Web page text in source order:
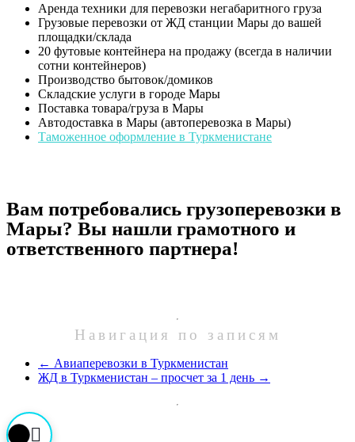
Аренда техники для перевозки негабаритного груза
Грузовые перевозки от ЖД станции Мары до вашей
площадки/склада
20 футовые контейнера на продажу (всегда в наличии
сотни контейнеров)
Производство бытовок/домиков
Складские услуги в городе Мары
Поставка товара/груза в Мары
Автодоставка в Мары (автоперевозка в Мары)
Таможенное оформление в Туркменистане
Вам потребовались грузоперевозки в
Мары? Вы нашли грамотного и
ответственного партнера!
Навигация по записям
← Авиаперевозки в Туркменистан
ЖД в Туркменистан – просчет за 1 день →